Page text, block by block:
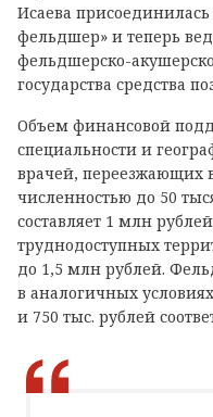
Исаева
фельдшер» и теперь
фельдшерско-
государства средства
Объем финансовой
специальности и
врачей, переезжающих
численностью до 50
составляет 1 млн
труднодоступных
до 1,5 млн рублей.
в аналогичных
и 750 тыс. рублей